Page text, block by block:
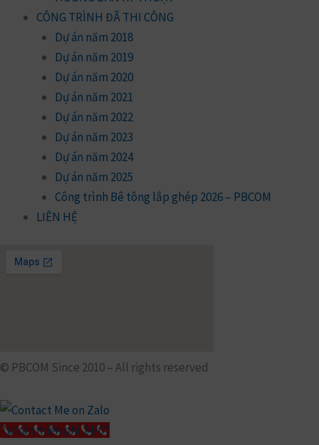
CÔNG TRÌNH ĐÃ THI CÔNG
Dự án năm 2018
Dự án năm 2019
Dự án năm 2020
Dự án năm 2021
Dự án năm 2022
Dự án năm 2023
Dự án năm 2024
Dự án năm 2025
Công trình Bê tông lắp ghép 2026 – PBCOM
LIÊN HỆ
© PBCOM Since 2010 – All rights reserved
Tư vấn miễn phí 24/07